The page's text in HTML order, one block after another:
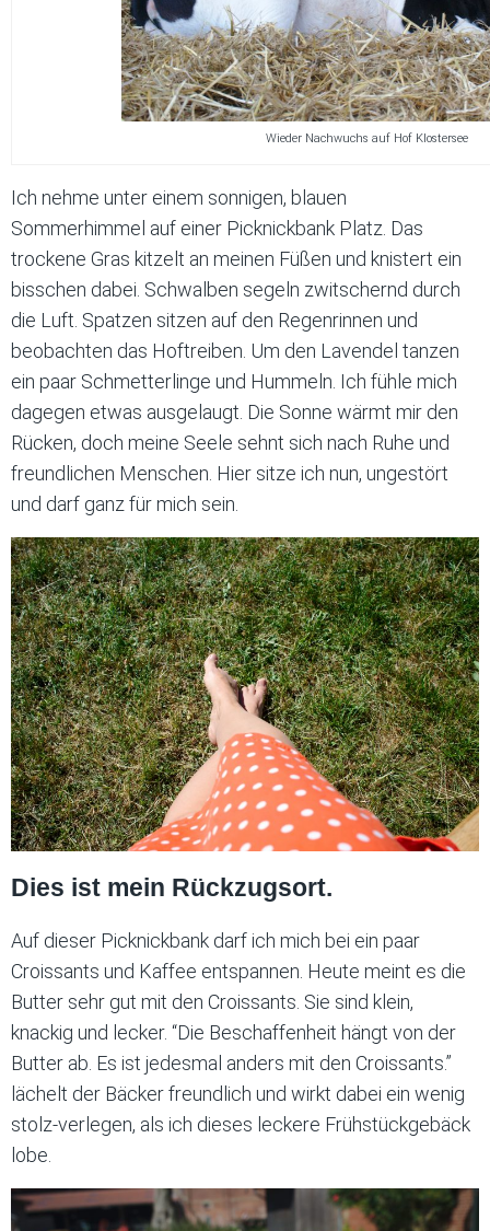
Wieder Nachwuchs auf Hof Klostersee
Ich nehme unter einem sonnigen, blauen
Sommerhimmel auf einer Picknickbank Platz. Das
trockene Gras kitzelt an meinen Füßen und knistert ein
bisschen dabei. Schwalben segeln zwitschernd durch
die Luft. Spatzen sitzen auf den Regenrinnen und
beobachten das Hoftreiben. Um den Lavendel tanzen
ein paar Schmetterlinge und Hummeln. Ich fühle mich
dagegen etwas ausgelaugt. Die Sonne wärmt mir den
Rücken, doch meine Seele sehnt sich nach Ruhe und
freundlichen Menschen. Hier sitze ich nun, ungestört
und darf ganz für mich sein.
Dies ist mein Rückzugsort.
Auf dieser Picknickbank darf ich mich bei ein paar
Croissants und Kaffee entspannen. Heute meint es die
Butter sehr gut mit den Croissants. Sie sind klein,
knackig und lecker. “Die Beschaffenheit hängt von der
Butter ab. Es ist jedesmal anders mit den Croissants.”
lächelt der Bäcker freundlich und wirkt dabei ein wenig
stolz-verlegen, als ich dieses leckere Frühstückgebäck
lobe.